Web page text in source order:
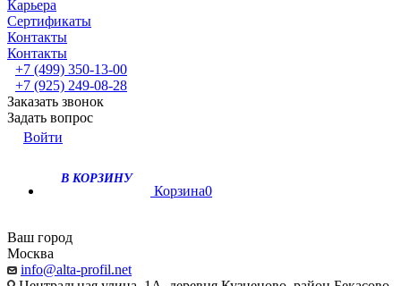
Карьера
Сертификаты
Контакты
Контакты
+7 (499) 350-13-00
+7 (925) 249-08-28
Заказать звонок
Задать вопрос
Войти
В КОРЗИНУ
Корзина0
Ваш город
Москва
info@alta-profil.net